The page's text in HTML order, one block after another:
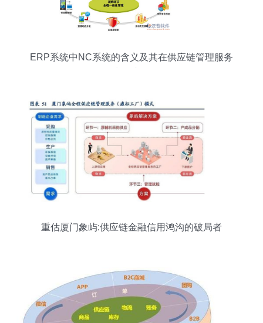
ERP系统中NC系统的含义及其在供应链管理服务
重估厦门象屿:供应链金融信用鸿沟的破局者